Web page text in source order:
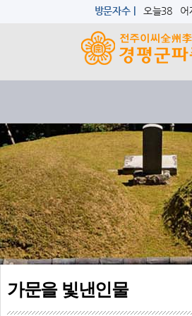
방문자수 | 오늘38 어
가문을 빛낸인물